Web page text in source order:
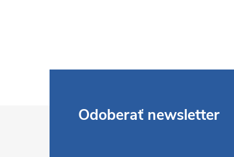
Odoberať newsletter